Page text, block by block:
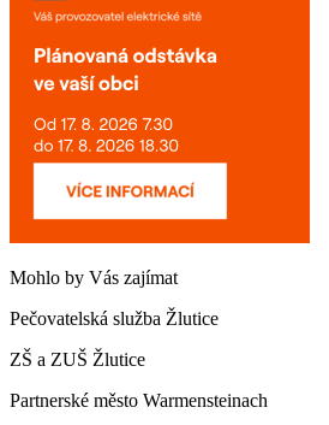
Mohlo by Vás zajímat
Pečovatelská služba Žlutice
ZŠ a ZUŠ Žlutice
Partnerské město Warmensteinach